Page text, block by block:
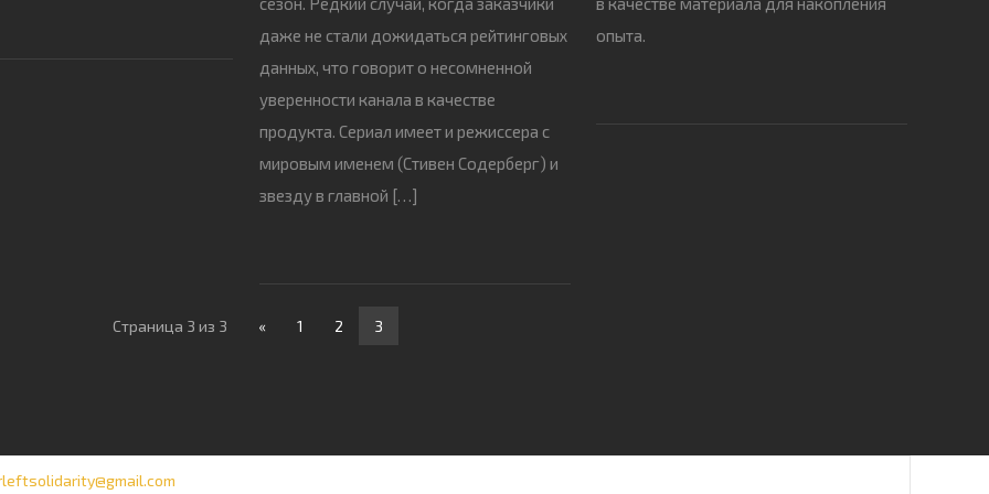
даже не стали дожидаться рейтинговых
данных, что говорит о несомненной
уверенности канала в качестве
продукта. Сериал имеет и режиссера с
мировым именем (Стивен Содерберг) и
звезду в главной […]
опыта.
Страница 3 из 3 « 1 2 3